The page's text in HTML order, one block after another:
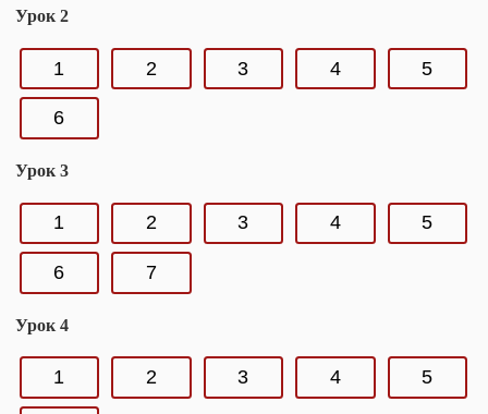
Урок 2
1 2 3 4 5
6
Урок 3
1 2 3 4 5
6 7
Урок 4
1 2 3 4 5